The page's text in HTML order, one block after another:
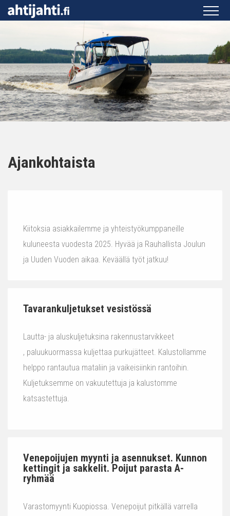
Ajankohtaista
Kiitoksia asiakkailemme ja yhteistyökumppaneille
kuluneesta vuodesta 2025. Hyvää ja Rauhallista Joulun
ja Uuden Vuoden aikaa. Keväällä työt jatkuu!
Tavarankuljetukset vesistössä
Lautta- ja aluskuljetuksina rakennustarvikkeet
, paluukuormassa kuljettaa purkujätteet. Kalustollamme
helppo rantautua mataliin ja vaikeisiinkin rantoihin.
Kuljetuksemme on vakuutettuja ja kalustomme
katsastettuja.
Venepoijujen myynti ja asennukset. Kunnon
kettingit ja sakkelit. Poijut parasta A-
ryhmää
Varastomyynti Kuopiossa. Venepoijut pitkällä varrella